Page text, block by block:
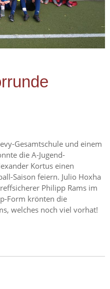
Gesamtschule und einem
die A-Jugend-
Kortus einen
Saison feiern. Julio Hoxha
Philipp Rams im
Form krönten die
welches noch viel vorhat!